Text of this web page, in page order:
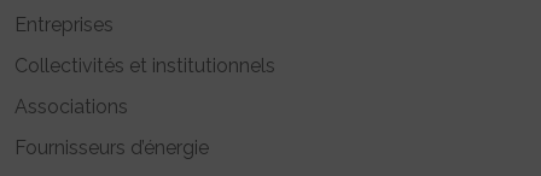
Entreprises
Collectivités et institutionnels
Associations
Fournisseurs d’énergie